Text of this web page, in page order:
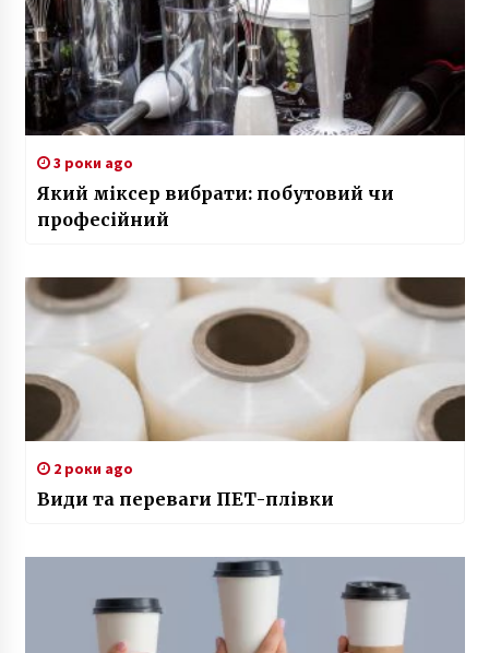
3 роки ago
Який міксер вибрати: побутовий чи
професійний
2 роки ago
Види та переваги ПЕТ-плівки